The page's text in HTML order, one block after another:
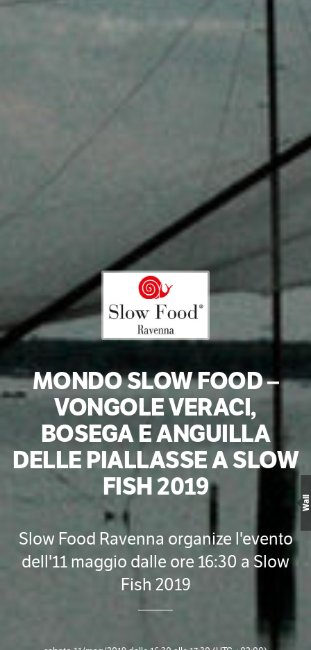
MONDO SLOW FOOD –
VONGOLE VERACI,
BOSEGA E ANGUILLA
DELLE PIALLASSE A SLOW
FISH 2019
Slow Food Ravenna organize l'evento
dell'11 maggio dalle ore 16:30 a Slow
Fish 2019
Wall